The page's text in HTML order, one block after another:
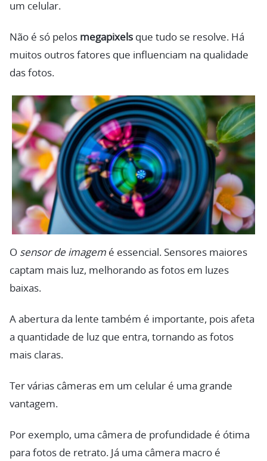
um celular.
Não é só pelos megapixels que tudo se resolve. Há
muitos outros fatores que influenciam na qualidade
das fotos.
O sensor de imagem é essencial. Sensores maiores
captam mais luz, melhorando as fotos em luzes
baixas.
A abertura da lente também é importante, pois afeta
a quantidade de luz que entra, tornando as fotos
mais claras.
Ter várias câmeras em um celular é uma grande
vantagem.
Por exemplo, uma câmera de profundidade é ótima
para fotos de retrato. Já uma câmera macro é